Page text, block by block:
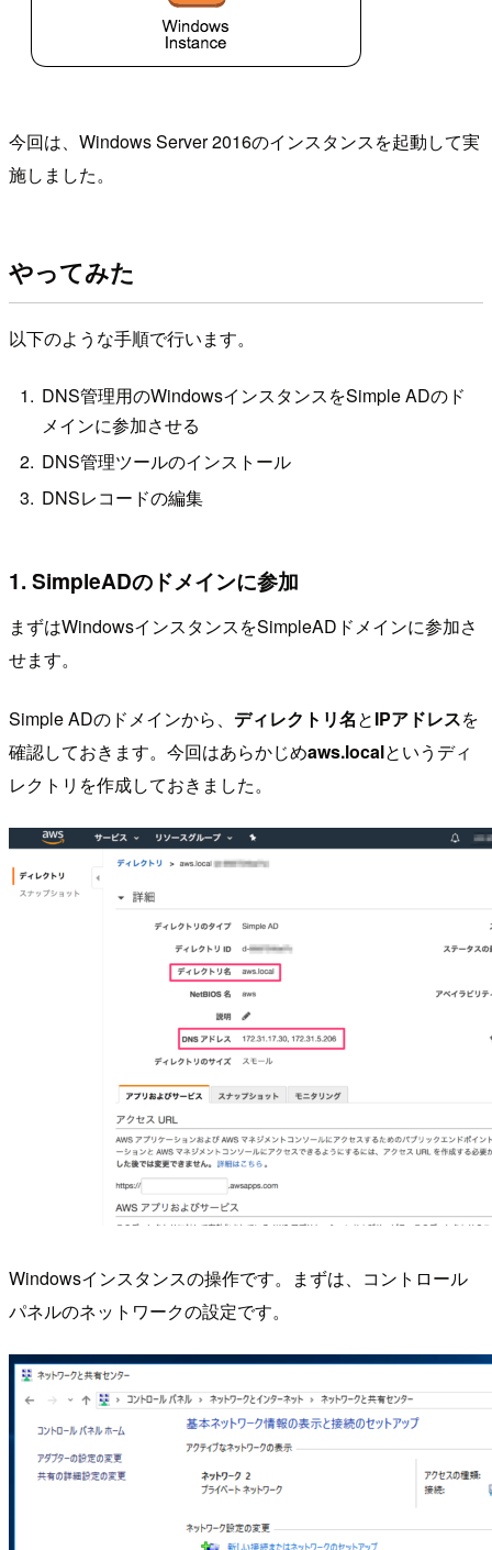
今回は、Windows Server 2016のインスタンスを起動して実
施しました。
やってみた
以下のような手順で行います。
DNS管理用のWindowsインスタンスをSimple ADのド
メインに参加させる
DNS管理ツールのインストール
DNSレコードの編集
1. SimpleADのドメインに参加
まずはWindowsインスタンスをSimpleADドメインに参加さ
せます。
Simple ADのドメインから、 ディレクトリ名とIPアドレスを
確認しておきます。今回はあらかじめaws.localというディ
レクトリを作成しておきました。
Windowsインスタンスの操作です。まずは、コントロール
パネルのネットワークの設定です。